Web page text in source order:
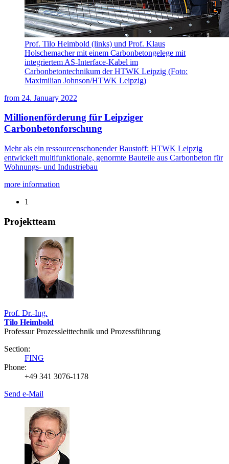
Prof. Tilo Heimbold (links) und Prof. Klaus
Holschemacher mit einem Carbonbetongelege mit
integriertem AS-Interface-Kabel im
Carbonbetontechnikum der HTWK Leipzig (Foto:
Maximilian Johnson/HTWK Leipzig)
from 24. January 2022
Millionenförderung für Leipziger
Carbonbetonforschung
Mehr als ein ressourcenschonender Baustoff: HTWK Leipzig
entwickelt multifunktionale, genormte Bauteile aus Carbonbeton für
Wohnungs- und Industriebau
more information
1
Projektteam
Prof. Dr.-Ing.
Tilo Heimbold
Professur Prozessleittechnik und Prozessführung
Section:
FING
Phone:
+49 341 3076-1178
Send e-Mail